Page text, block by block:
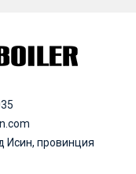
Исин, провинция